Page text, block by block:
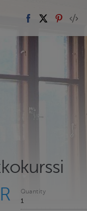
Quantity